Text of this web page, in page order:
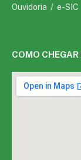
Ouvidoria / e-SIC
COMO